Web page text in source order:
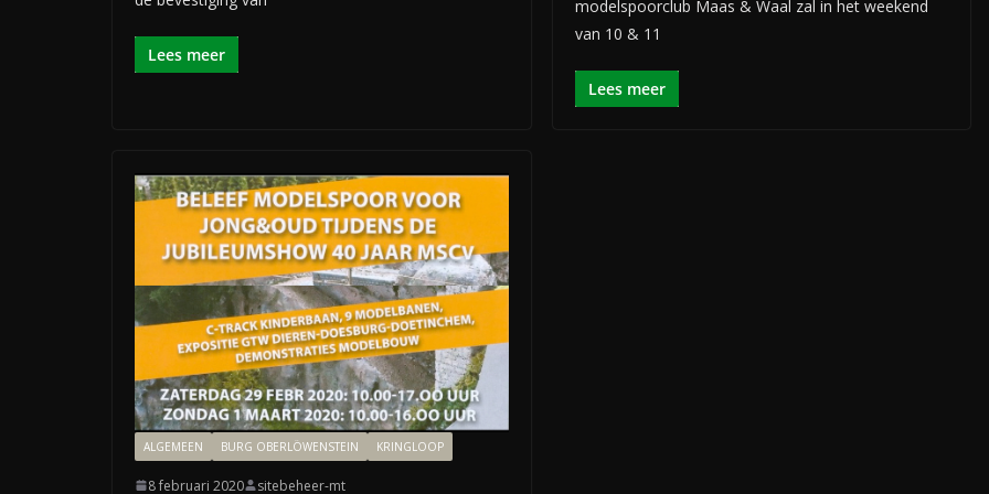
Lees meer
modelspoorclub Maas & Waal zal in het weekend
van 10 & 11
Lees meer
ALGEMEEN BURG OBERLÖWENSTEIN KRINGLOOP
8 februari 2020 sitebeheer-mt